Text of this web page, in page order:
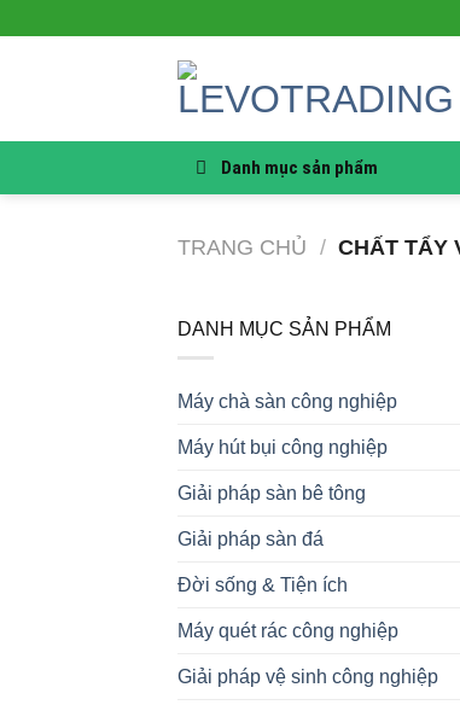
Danh mục sản phẩm
TRANG CHỦ / CHẤT TẨY
DANH MỤC SẢN PHẨM
Máy chà sàn công nghiệp
Máy hút bụi công nghiệp
Giải pháp sàn bê tông
Giải pháp sàn đá
Đời sống & Tiện ích
Máy quét rác công nghiệp
Giải pháp vệ sinh công nghiệp